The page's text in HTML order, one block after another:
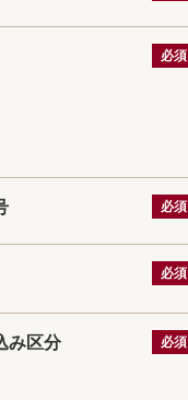
必須
必須
必須
み区分 必須